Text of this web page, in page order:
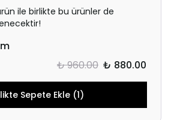
ile birlikte bu ürünler de
₺ 960.00 ₺ 880.00
Sepete Ekle (1)